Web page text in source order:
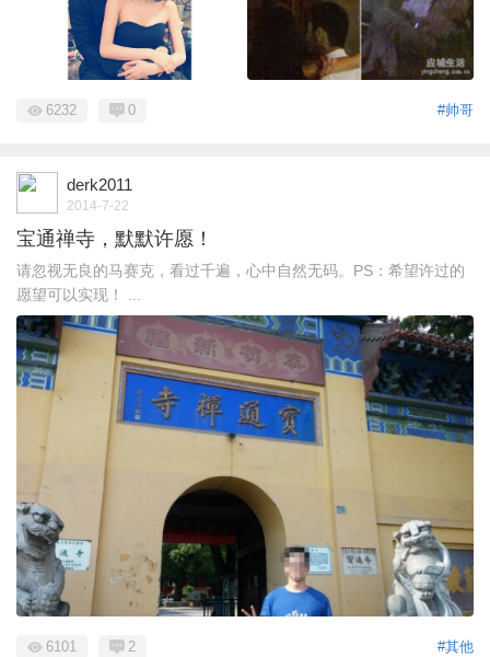
#帅哥
6232 0
derk2011
2014-7-22
宝通禅寺，默默许愿！
请忽视无良的马赛克，看过千遍，心中自然无码。PS：希望许过的
愿望可以实现！ ...
#其他
6101 2